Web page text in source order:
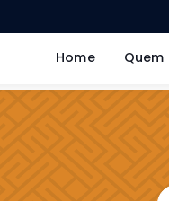
Home Quem